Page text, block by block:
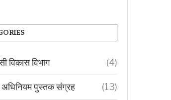
विकास विभाग (4)
अधिनियम पुस्तक संग्रह (13)